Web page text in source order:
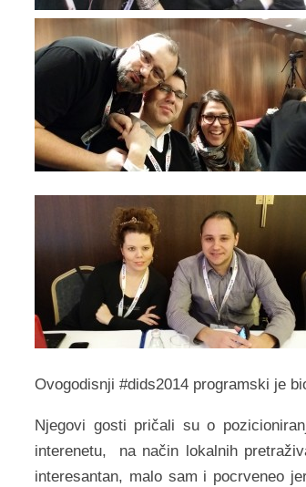
Ovogodisnji #dids2014 programski je
Njegovi gosti pričali su o
interenetu, na način lokalnih
interesantan, malo sam i pocrveneo